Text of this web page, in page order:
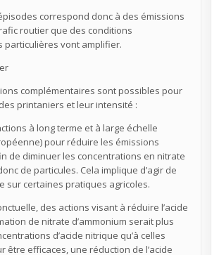
correspond donc à des émissions
routier que des conditions
particulières vont amplifier.
complémentaires sont possibles pour
printaniers et leur intensité :
à long terme et à large échelle
pour réduire les émissions
de diminuer les concentrations en nitrate
de particules. Cela implique d’agir de
sur certaines pratiques agricoles.
des actions visant à réduire l’acide
de nitrate d’ammonium serait plus
d’acide nitrique qu’à celles
être efficaces, une réduction de l’acide